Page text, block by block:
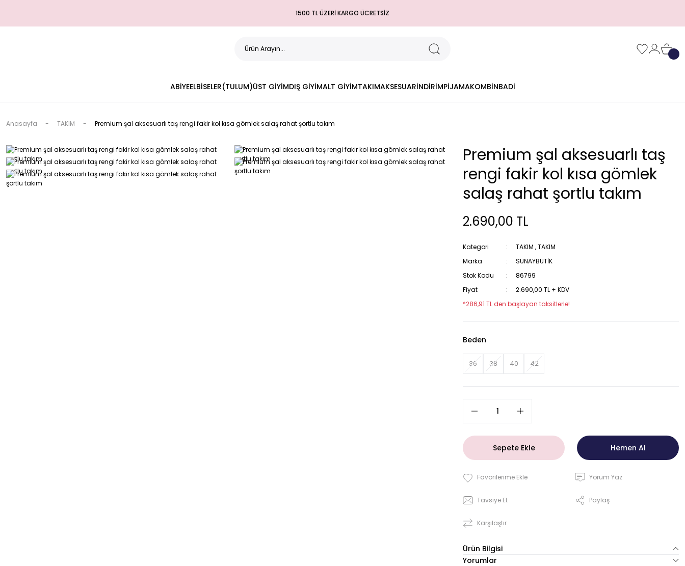
1500 TL ÜZERİ KARGO ÜCRETSİZ
ABİYEELBİSELER(TULUM)ÜST GİYİMDIŞ GİYİMALT GİYİMTAKIMAKSESUARİNDİRİMPİJAMAKOMBİNBADİ
Anasayfa TAKIM Premium şal aksesuarlı taş rengi fakir kol kısa gömlek salaş rahat şortlu takım
Premium şal aksesuarlı taş
rengi fakir kol kısa gömlek
salaş rahat şortlu takım
2.690,00 TL
Kategori TAKIM ,TAKIM
Marka
SUNAYBUTİK
Stok Kodu
86799
Fiyat
2.690,00 TL + KDV
*286,91 TL den başlayan taksitlerle!
Beden
36 38 40 42
Sepete Ekle Hemen Al
Yorum Yaz
Tavsiye Et Paylaş
Karşılaştır
Ürün Bilgisi
Yorumlar